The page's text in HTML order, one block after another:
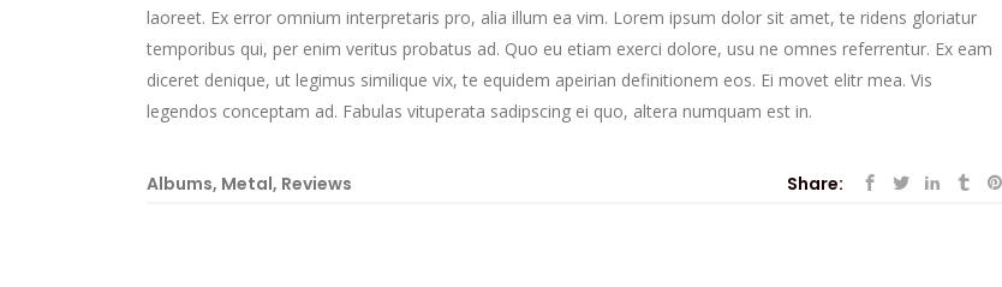
laoreet. Ex error omnium interpretaris pro, alia illum ea vim. Lorem ipsum dolor sit amet, te ridens gloriatur
temporibus qui, per enim veritus probatus ad. Quo eu etiam exerci dolore, usu ne omnes referrentur. Ex eam
diceret denique, ut legimus similique vix, te equidem apeirian definitionem eos. Ei movet elitr mea. Vis
legendos conceptam ad. Fabulas vituperata sadipscing ei quo, altera numquam est in.
Albums, Metal, Reviews Share: